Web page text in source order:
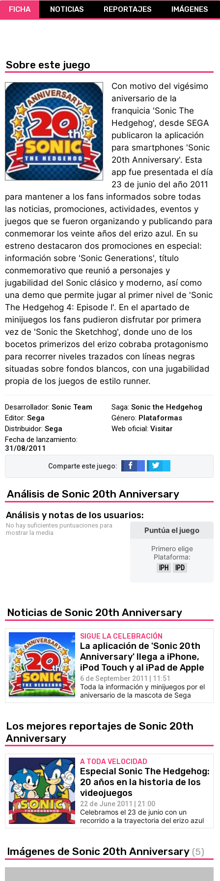
CÓMICS
FICHA NOTICIAS REPORTAJES IMÁGENES
Sobre este juego
Con motivo del vigésimo
aniversario de la
franquicia 'Sonic The
Hedgehog', desde SEGA
publicaron la aplicación
para smartphones 'Sonic
20th Anniversary'. Esta
app fue presentada el día
23 de junio del año 2011
para mantener a los fans informados sobre todas
las noticias, promociones, actividades, eventos y
juegos que se fueron organizando y publicando para
conmemorar los veinte años del erizo azul. En su
estreno destacaron dos promociones en especial:
información sobre 'Sonic Generations', título
conmemorativo que reunió a personajes y
jugabilidad del Sonic clásico y moderno, así como
una demo que permite jugar al primer nivel de 'Sonic
The Hedgehog 4: Episode I'. En el apartado de
minijuegos los fans pudieron disfrutar por primera
vez de 'Sonic the Sketchhog', donde uno de los
bocetos primerizos del erizo cobraba protagonismo
para recorrer niveles trazados con líneas negras
situadas sobre fondos blancos, con una jugabilidad
propia de los juegos de estilo runner.
Desarrollador: Sonic Team
Editor: Sega
Distribuidor: Sega
Fecha de lanzamiento:
31/08/2011
Saga: Sonic the Hedgehog
Género: Plataformas
Web oficial: Visitar
Análisis de Sonic 20th Anniversary
Análisis y notas de los usuarios:
No hay suficientes puntuaciones para
mostrar la media
Puntúa el juego
Primero elige
Plataforma:
IPH IPD
Noticias de Sonic 20th Anniversary
SIGUE LA CELEBRACIÓN
La aplicación de 'Sonic 20th
Anniversary' llega a iPhone,
iPod Touch y al iPad de Apple
6 de September 2011 | 11:51
Toda la información y minijuegos por el
aniversario de la mascota de Sega
Los mejores reportajes de Sonic 20th
Anniversary
A TODA VELOCIDAD
Especial Sonic The Hedgehog:
20 años en la historia de los
videojuegos
22 de June 2011 | 21:00
Celebramos el 23 de junio con un
recorrido a la trayectoria del erizo azul
Imágenes de Sonic 20th Anniversary (5)